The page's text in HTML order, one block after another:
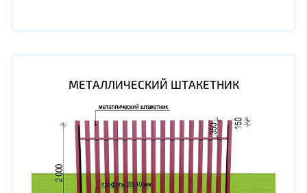
МЕТАЛЛИЧЕСКИЙ ШТАКЕТНИК